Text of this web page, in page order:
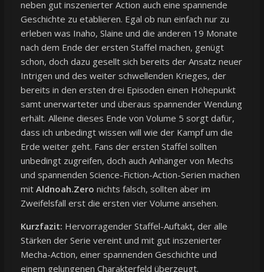
neben gut inszenierter Action auch eine spannende
Geschichte zu etablieren. Egal ob nun einfach nur zu
erleben was Inaho, Slaine und die anderen 19 Monate
nach dem Ende der ersten Staffel machen, genügt
schon, doch dazu gesellt sich bereits der Ansatz neuer
Intrigen und des weiter schwellenden Krieges, der
bereits in den ersten drei Episoden einen Höhepunkt
samt unerwarteter und überaus spannender Wendung
erhält. Alleine dieses Ende von Volume 5 sorgt dafür,
dass ich unbedingt wissen will wie der Kampf um die
Erde weiter geht. Fans der ersten Staffel sollten
unbedingt zugreifen, doch auch Anhänger von Mechs
und spannenden Science-Fiction-Action-Serien machen
mit Aldnoah.Zero nichts falsch, sollten aber im
Zweifelsfall erst die ersten vier Volume ansehen.
Kurzfazit: Hervorragender Staffel-Auftakt, der alle
Stärken der Serie vereint und mit gut inszenierter
Mecha-Action, einer spannenden Geschichte und
einem gelungenen Charakterfeld überzeugt.